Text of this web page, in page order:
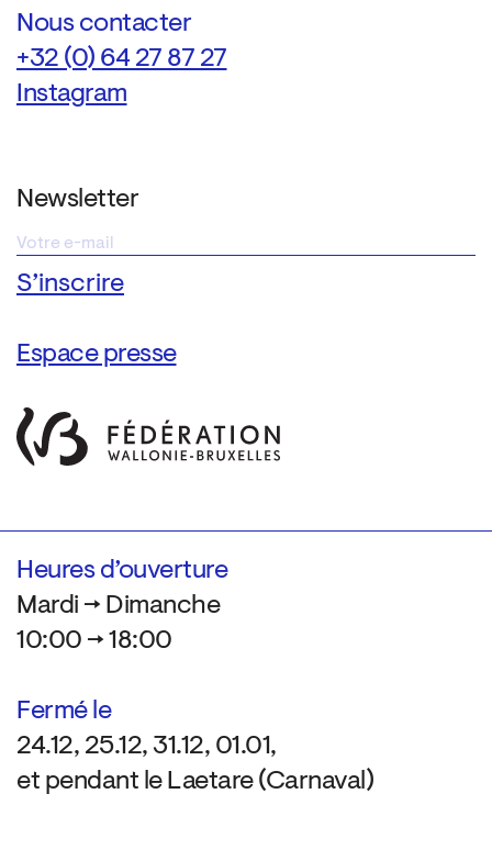
Nous contacter
+32 (0) 64 27 87 27
Instagram
Newsletter
Espace presse
Heures d’ouverture
Mardi → Dimanche
10:00 → 18:00
Fermé le
24.12, 25.12, 31.12, 01.01,
et pendant le Laetare (Carnaval)